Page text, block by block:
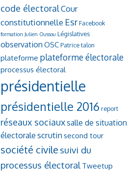
code électoralCour
constitutionnelle EsrFacebook
formation Julien Oussou Législatives
observation OSCPatrice talon
plateforme plateforme électorale
processus électoral
présidentielle
présidentielle 2016 report
réseaux sociauxsalle de situation
électorale scrutinsecond tour
société civile suivi du
processus électoral Tweetup